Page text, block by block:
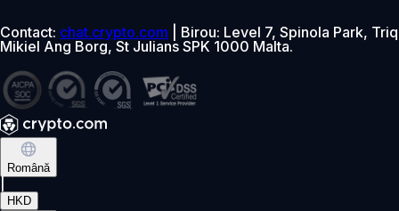
Contact: chat.crypto.com | Birou: Level 7, Spinola Park, Triq
Mikiel Ang Borg, St Julians SPK 1000 Malta.
Română
HKD